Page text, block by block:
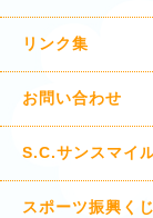
リンク集
お問い合わせ
S.C.サンスマイ
スポーツ振興く